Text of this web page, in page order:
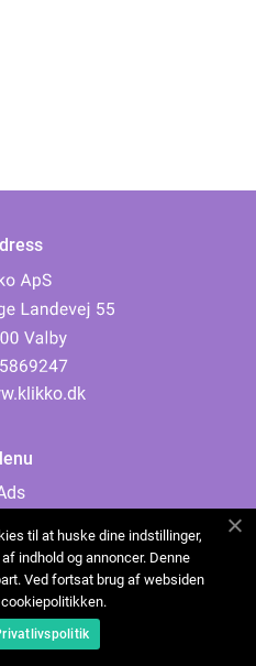
til at huske dine indstillinger,
indhold og annoncer. Denne
Ved fortsat brug af websiden